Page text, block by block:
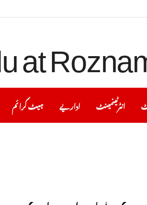
انٹرٹینمینٹ اداریے ہیٹ کرا ئم